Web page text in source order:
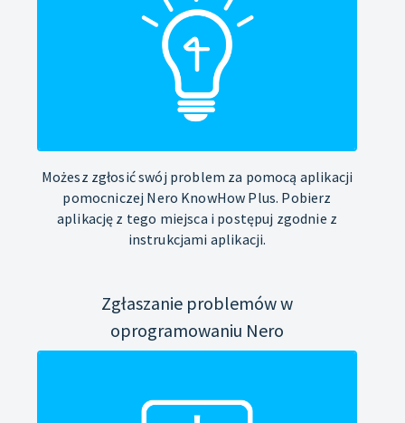
Możesz zgłosić swój problem za pomocą aplikacji
pomocniczej Nero KnowHow Plus. Pobierz
aplikację z tego miejsca i postępuj zgodnie z
instrukcjami aplikacji.
Zgłaszanie problemów w
oprogramowaniu Nero